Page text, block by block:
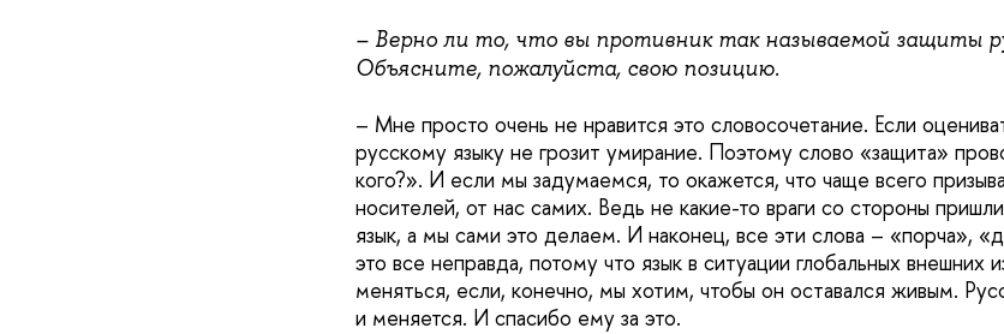
– Верно ли то, что вы противник так называемой защиты
Объясните, пожалуйста, свою позицию.
– Мне просто очень не нравится это словосочетание. Если
русскому языку не грозит умирание. Поэтому слово «защита»
кого?». И если мы задумаемся, то окажется, что чаще всего
носителей, от нас самих. Ведь не какие-то враги со стороны
язык, а мы сами это делаем. И наконец, все эти слова – «порча»,
это все неправда, потому что язык в ситуации глобальных
меняться, если, конечно, мы хотим, чтобы он оставался живым.
и меняется. И спасибо ему за это.